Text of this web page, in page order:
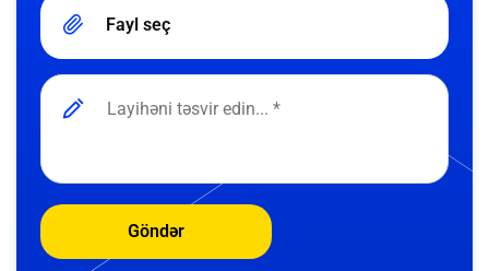
Fayl seç
Göndər